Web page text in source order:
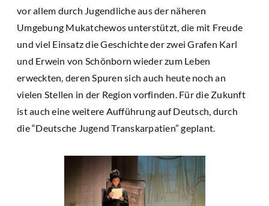
vor allem durch Jugendliche aus der näheren
Umgebung Mukatchewos unterstützt, die mit Freude
und viel Einsatz die Geschichte der zwei Grafen Karl
und Erwein von Schönborn wieder zum Leben
erweckten, deren Spuren sich auch heute noch an
vielen Stellen in der Region vorfinden. Für die Zukunft
ist auch eine weitere Aufführung auf Deutsch, durch
die “Deutsche Jugend Transkarpatien” geplant.